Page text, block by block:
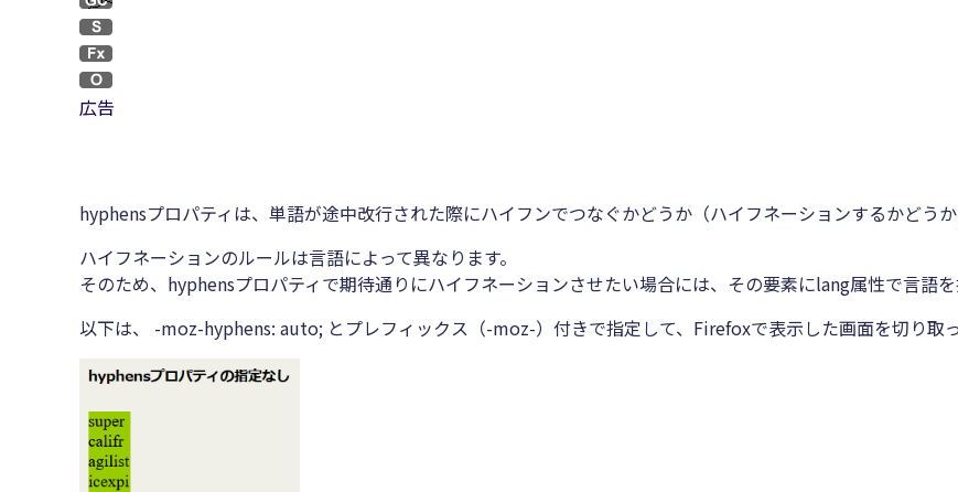
広告
hyphensプロパティは、単語が途中改行された際にハイフンでつなぐかどうか（ハイフネーションするかどうか
ハイフネーションのルールは言語によって異なります。
そのため、hyphensプロパティで期待通りにハイフネーションさせたい場合には、その要素にlang属性で言語
以下は、 -moz-hyphens: auto; とプレフィックス（-moz-）付きで指定して、Firefoxで表示した画面を切り取っ